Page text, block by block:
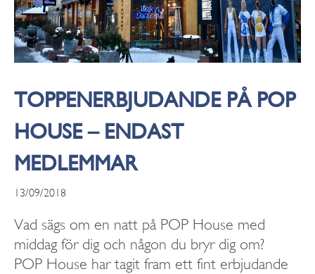
TOPPENERBJUDANDE PÅ POP
HOUSE – ENDAST
MEDLEMMAR
13/09/2018
Vad sägs om en natt på POP House med
middag för dig och någon du bryr dig om?
POP House har tagit fram ett fint erbjudande